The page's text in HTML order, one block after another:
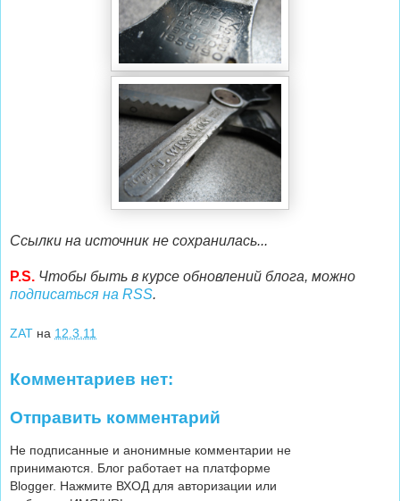
Ссылки на источник не сохранилась...
P.S. Чтобы быть в курсе обновлений блога, можно
подписаться на RSS.
ZAT на 12.3.11
Комментариев нет:
Отправить комментарий
Не подписанные и анонимные комментарии не
принимаются. Блог работает на платформе
Blogger. Нажмите ВХОД для авторизации или